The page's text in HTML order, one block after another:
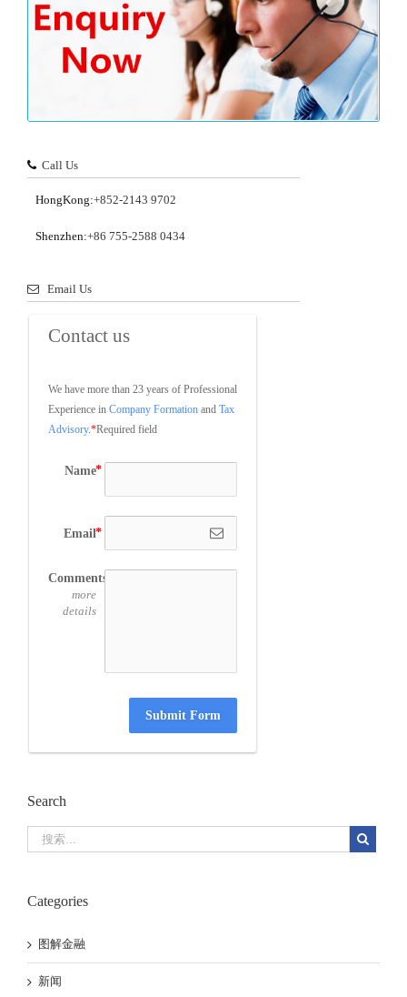
Call Us
HongKong:+852-2143 9702
Shenzhen:+86 755-2588 0434
Email Us
Contact us
We have more than 23 years of Professional
Experience in Company Formation and Tax
Advisory.*Required field
Name
Email
Comments
more
details
Submit Form
Search
Categories
图解金融
新闻